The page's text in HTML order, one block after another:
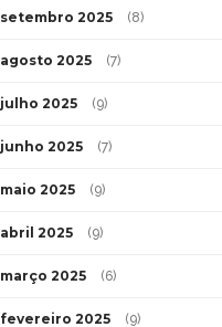
setembro 2025 (8)
agosto 2025 (7)
julho 2025 (9)
junho 2025 (7)
maio 2025 (9)
abril 2025 (9)
março 2025 (6)
fevereiro 2025 (9)